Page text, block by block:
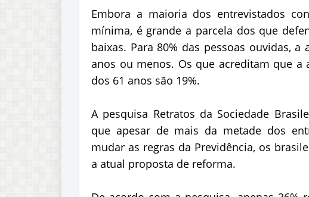
Embora a maioria dos entrevistados
mínima, é grande a parcela dos que
baixas. Para 80% das pessoas ouvidas,
anos ou menos. Os que acreditam que
dos 61 anos são 19%.
A pesquisa Retratos da Sociedade
que apesar de mais da metade dos
mudar as regras da Previdência, os
a atual proposta de reforma.